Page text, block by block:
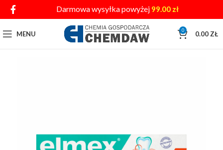
Darmowa wysyłka powyżej 99.00 zł
MENU 0 0.00 ZŁ